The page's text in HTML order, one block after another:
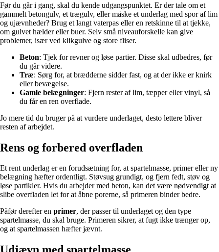
Før du går i gang, skal du kende udgangspunktet. Er der tale om et
gammelt betongulv, et trægulv, eller måske et underlag med spor af lim
og ujævnheder? Brug et langt vaterpas eller en retskinne til at tjekke,
om gulvet hælder eller buer. Selv små niveauforskelle kan give
problemer, især ved klikgulve og store fliser.
Beton: Tjek for revner og løse partier. Disse skal udbedres, før
du går videre.
Træ: Sørg for, at brædderne sidder fast, og at der ikke er knirk
eller bevægelse.
Gamle belægninger: Fjern rester af lim, tæpper eller vinyl, så
du får en ren overflade.
Jo mere tid du bruger på at vurdere underlaget, desto lettere bliver
resten af arbejdet.
Rens og forbered overfladen
Et rent underlag er en forudsætning for, at spartelmasse, primer eller ny
belægning hæfter ordentligt. Støvsug grundigt, og fjern fedt, støv og
løse partikler. Hvis du arbejder med beton, kan det være nødvendigt at
slibe overfladen let for at åbne porerne, så primeren binder bedre.
Påfør derefter en primer, der passer til underlaget og den type
spartelmasse, du skal bruge. Primeren sikrer, at fugt ikke trænger op,
og at spartelmassen hæfter jævnt.